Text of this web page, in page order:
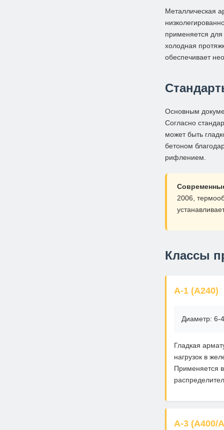
Металлическая
применяется
холодная
обеспечивает
Основным
Согласно
может быть
бетоном
рифлением.
2006,
Классы
А-1 (А240)
Диаметр: 6-
Гладкая
нагрузок в
Применяется
А-3 (А400/